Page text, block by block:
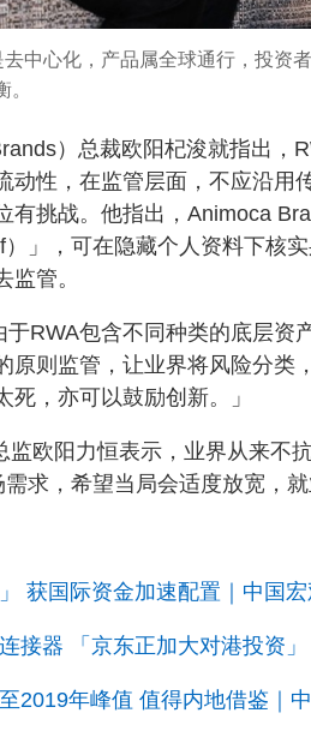
中心化，产品属全球通行，投资
）总裁欧阳杞浚就指出，
动性，在监管层面，不应沿用
有挑战。他指出，Animoca
）」，可在隐藏个人资料下核
管。
RWA包含不同种类的底层资
原则监管，让业界将风险分类
，亦可以鼓励创新。」
欧阳力恒表示，业界从来不
求，希望当局会适度放宽，就
获国际资金加速配置｜中国
接器 「京东正加大对港投资
2019年峰值 值得内地借鉴｜